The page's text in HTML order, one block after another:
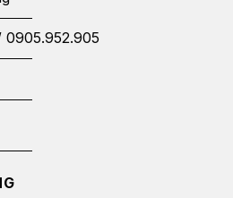
0905.952.905